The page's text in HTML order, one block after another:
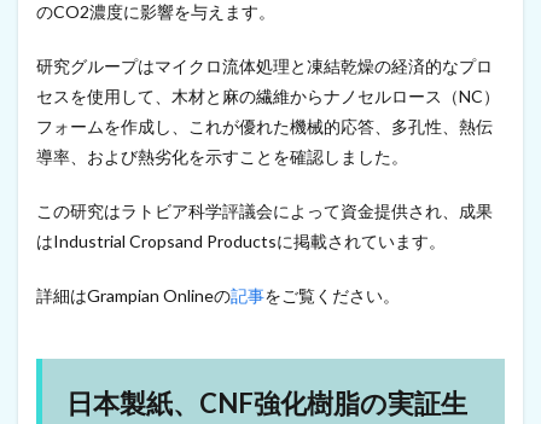
ル
ー
ナ
ノ
フ
バ
ー
っ
技
術
のCO2濃度に影響を与えます。
研究グループはマイクロ流体処理と凍結乾燥の経済的なプロ
セスを使用して、木材と麻の繊維からナノセルロース（NC）
フォームを作成し、これが優れた機械的応答、多孔性、熱伝
導率、および熱劣化を示すことを確認しました。
この研究はラトビア科学評議会によって資金提供され、成果
はIndustrial Cropsand Productsに掲載されています。
詳細はGrampian Onlineの記事をご覧ください。
日本製紙、CNF強化樹脂の実証生